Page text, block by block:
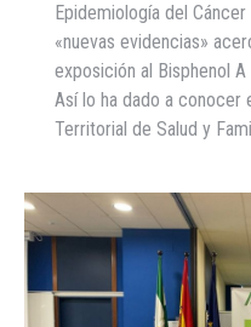
Epidemiología del
«nuevas evidencias»
exposición al Bisphenol
Así lo ha dado a conocer
Territorial de Salud y